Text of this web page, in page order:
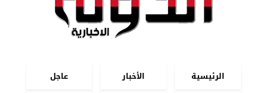
الرئيسية الأخبار
عاجل